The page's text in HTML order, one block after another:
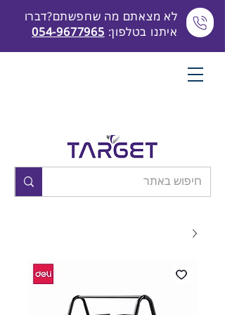
לא מצאתם מה שחפשתם?דברו
איתנו בטלפון: 054-9677965